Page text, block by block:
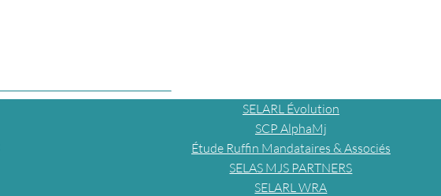
SELARL Évolution
SCP AlphaMj
Étude Ruffin Mandataires & Associés
SELAS MJS PARTNERS
SELARL WRA